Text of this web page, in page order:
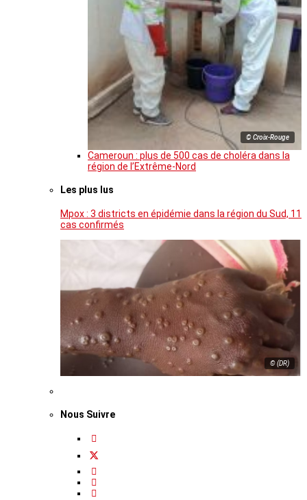
© Croix-Rouge
Cameroun : plus de 500 cas de choléra dans la
région de l’Extrême-Nord
Les plus lus
Mpox : 3 districts en épidémie dans la région du Sud, 11
cas confirmés
© (DR)
Nous Suivre